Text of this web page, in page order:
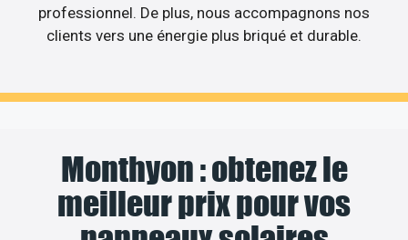
professionnel. De plus, nous accompagnons nos
clients vers une énergie plus briqué et durable.
Monthyon : obtenez le
meilleur prix pour vos